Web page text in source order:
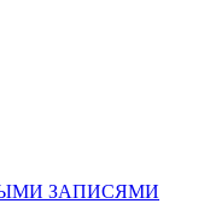
ЗАПИСЯМИ